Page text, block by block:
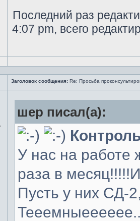
Последний раз
4:07 pm, всего
Заголовок сообщения: Re: Просьба
шер писал(а):
У нас на работе
раза в
Пусть у них СД-